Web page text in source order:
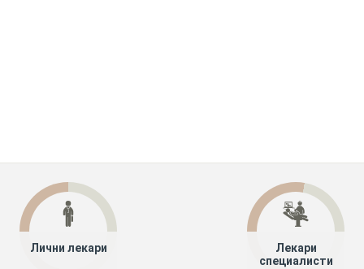
Лични лекари
Лекари
специалисти